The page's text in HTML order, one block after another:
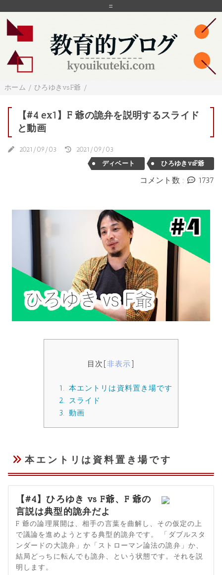
=
ホーム / ひろゆきvsF爺 /
【#4 ex1】F 爺の詭弁を説明するスライド
と動画
2021/09/03
2021/09/03
ディベート
ひろゆきvsF爺
コメント数 : 1737
目次 [非表示]
1. 本エントリは資料置き場です
2.
スライド
3. 動画
本エントリは資料置き場です
【#4】ひろゆき vs F爺、F 爺の
言説は典型的詭弁だよ
F 爺の論理展開は、相手の言葉を曲解し、その仮定の上
で議論を進めようとする典型的詭弁です。 「ダブルスタ
ンダードの大詭弁」か「ストローマン論法の詭弁」か、
結局どっちに転んでも詭弁、という状態です。それを説
明します。